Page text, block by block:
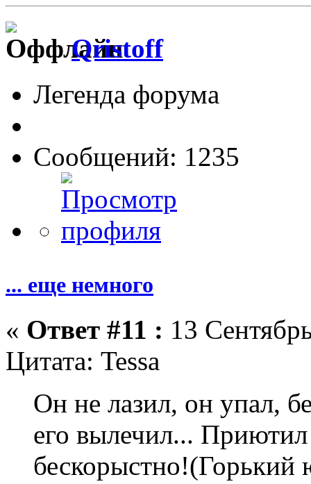
Qristoff
Легенда форума
Сообщений: 1235
... еще немного
« Ответ #11 : 13
Цитата: Tessa
Он не лазил, он упал,
его вылечил...
бескорыстно!(Горький